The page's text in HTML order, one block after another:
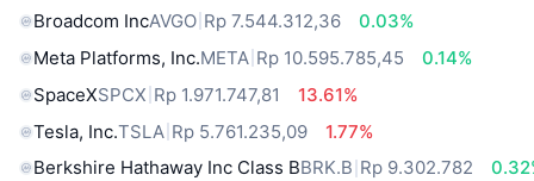
Broadcom IncAVGO Rp 7.544.312,36
0.03%
Meta Platforms, Inc.META Rp 10.595.785,45
0.14%
SpaceXSPCX Rp 1.971.747,81
13.61%
Tesla, Inc.TSLA Rp 5.761.235,09
1.77%
Berkshire Hathaway Inc Class BBRK.B Rp 9.302.782